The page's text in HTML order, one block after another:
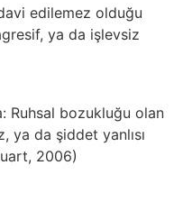
edilemez olduğu
ya da işlevsiz
Ruhsal bozukluğu olan
ya da şiddet yanlısı
2006)